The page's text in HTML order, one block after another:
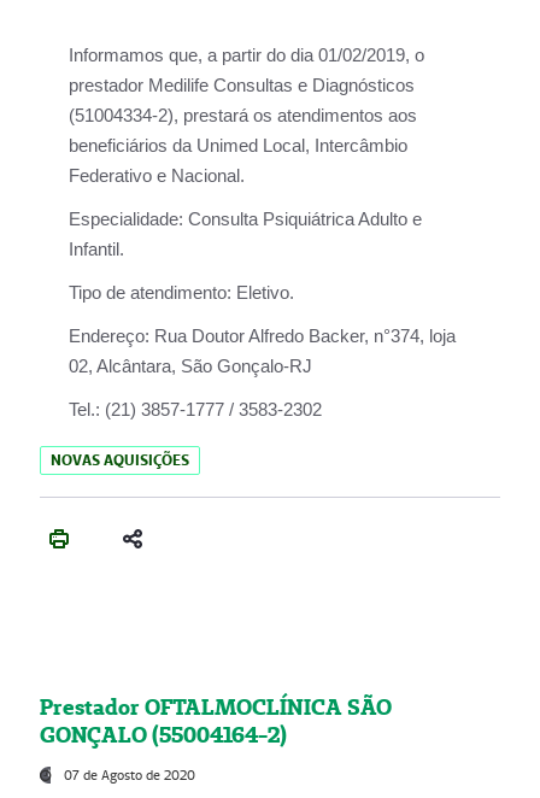
Informamos que, a partir do dia 01/02/2019, o
prestador Medilife Consultas e Diagnósticos
(51004334-2), prestará os atendimentos aos
beneficiários da Unimed Local, Intercâmbio
Federativo e Nacional.
Especialidade: Consulta Psiquiátrica Adulto e
Infantil.
Tipo de atendimento: Eletivo.
Endereço: Rua Doutor Alfredo Backer, n°374, loja
02, Alcântara, São Gonçalo-RJ
Tel.: (21) 3857-1777 / 3583-2302
NOVAS AQUISIÇÕES
Prestador OFTALMOCLÍNICA SÃO
GONÇALO (55004164-2)
07 de Agosto de 2020